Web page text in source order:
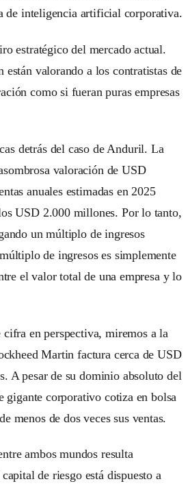
de inteligencia artificial corporativa.
estratégico del mercado actual.
valorando a los contratistas de
como si fueran puras empresas
detrás del caso de Anduril. La
valoración de USD
anuales estimadas en 2025
USD 2.000 millones. Por lo tanto,
un múltiplo de ingresos
de ingresos es simplemente
el valor total de una empresa y lo
cifra en perspectiva, miremos a la
Martin factura cerca de USD
A pesar de su dominio absoluto del
gigante corporativo cotiza en bolsa
menos de dos veces sus ventas.
ambos mundos resulta
de riesgo está dispuesto a